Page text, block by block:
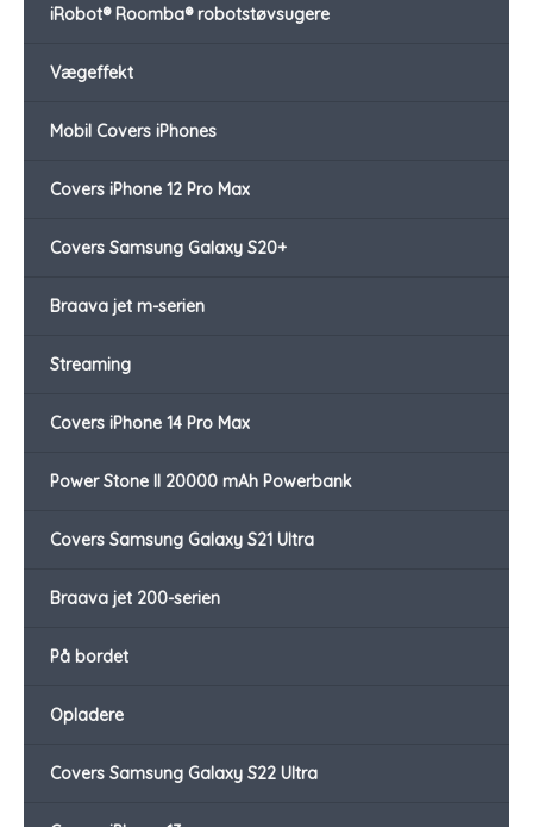
iRobot® Roomba® robotstøvsugere
Vægeffekt
Mobil Covers iPhones
Covers iPhone 12 Pro Max
Covers Samsung Galaxy S20+
Braava jet m-serien
Streaming
Covers iPhone 14 Pro Max
Power Stone II 20000 mAh Powerbank
Covers Samsung Galaxy S21 Ultra
Braava jet 200-serien
På bordet
Opladere
Covers Samsung Galaxy S22 Ultra